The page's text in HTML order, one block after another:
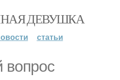
ДЕВУШКА
статьи
вопрос